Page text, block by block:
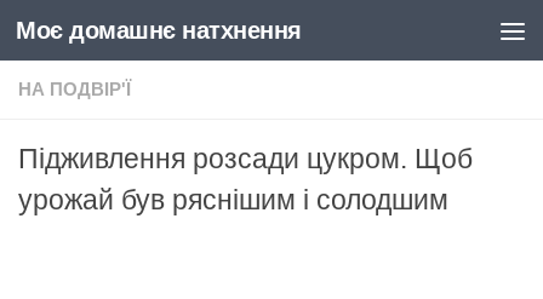
Skip to content
Моє домашнє натхнення
НА ПОДВІР'Ї
Підживлення розсади цукром. Щоб
урожай був ряснішим і солодшим